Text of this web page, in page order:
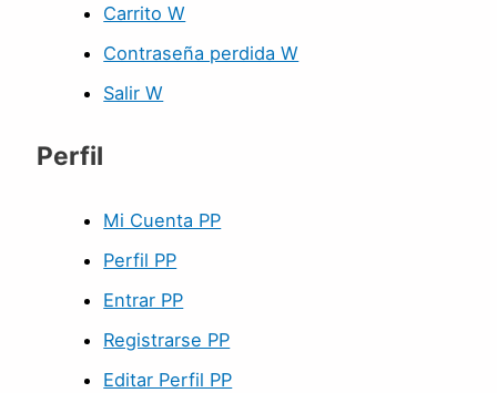
Carrito W
Contraseña perdida W
Salir W
Perfil
Mi Cuenta PP
Perfil PP
Entrar PP
Registrarse PP
Editar Perfil PP